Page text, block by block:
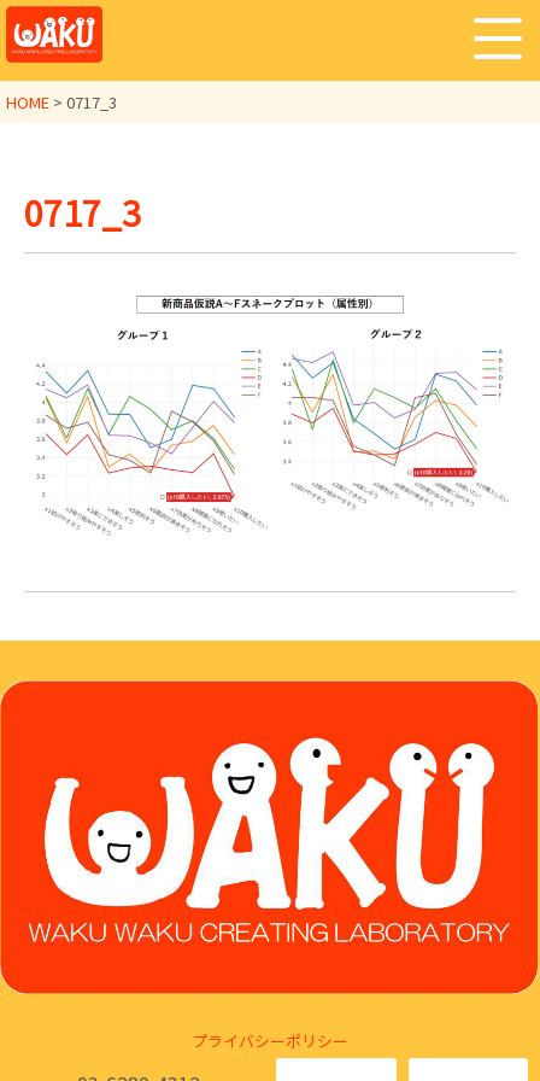
HOME > 0717_3
0717_3
プライバシーポリシー